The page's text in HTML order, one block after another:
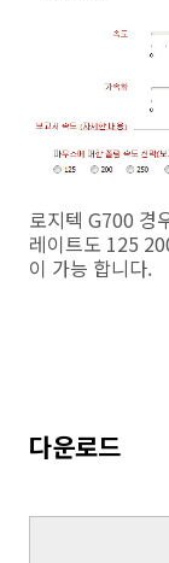
로지텍 G700 경
레이트도 125
이 가능 합니다.
다운로드